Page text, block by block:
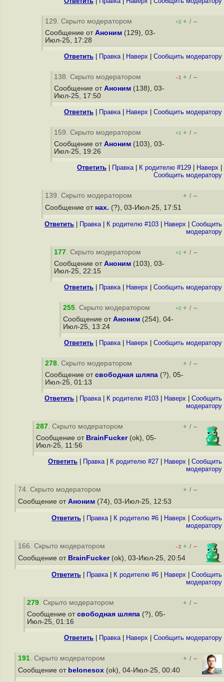
129. Скрыто модератором +2 + / –
Сообщение от Аноним (129), 03-
Июл-25, 17:28
Ответить Правка| Наверх Cообщить модератору
138. Скрыто модератором –1 + / –
Сообщение от Аноним (138), 03-
Июл-25, 17:50
Ответить Правка| Наверх Cообщить модератору
159. Скрыто модератором +1 + / –
Сообщение от Аноним (103), 03-
Июл-25, 19:26
Ответить Правка| К родителю #129 Наверх
Cообщить модератору
139. Скрыто модератором + / –
Сообщение от нах. (?), 03-Июл-25, 17:51
Ответить Правка| К родителю #103 Наверх
Cообщить
модератору
177. Скрыто модератором +1 + / –
Сообщение от Аноним (103), 03-
Июл-25, 22:15
Ответить Правка| Наверх Cообщить модератору
255. Скрыто модератором +2 + / –
Сообщение от Аноним (254), 04-
Июл-25, 13:24
Ответить Правка| Наверх Cообщить модератору
278. Скрыто модератором + / –
Сообщение от свободная шляпа (?), 05-
Июл-25, 01:13
Ответить Правка| К родителю #103 Наверх
Cообщить
модератору
287. Скрыто модератором + / –
Сообщение от BrainFucker(ok), 05-
Июл-25, 11:56
Ответить Правка| К родителю #27 Наверх
Cообщить
модератору
74. Скрыто модератором + / –
Сообщение от Аноним (74), 03-Июл-25, 12:53
Ответить Правка| К родителю #6 Наверх
Cообщить
модератору
166. Скрыто модератором –2 + / –
Сообщение от BrainFucker(ok), 03-Июл-25, 20:54
Ответить Правка| К родителю #6 Наверх
Cообщить
модератору
279. Скрыто модератором + / –
Сообщение от свободная шляпа (?), 05-
Июл-25, 01:16
Ответить Правка| Наверх Cообщить модератору
191. Скрыто модератором + / –
Сообщение от belonesox (ok), 04-Июл-25, 00:40